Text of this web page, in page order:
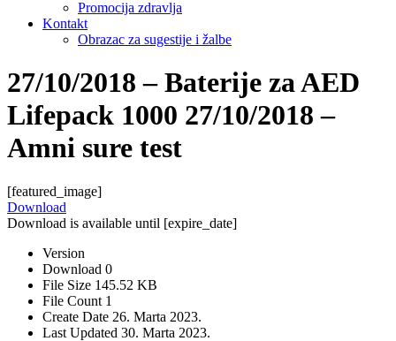
Promocija zdravlja
Kontakt
Obrazac za sugestije i žalbe
27/10/2018 – Baterije za AED
Lifepack 1000 27/10/2018 –
Amni sure test
[featured_image]
Download
Download is available until [expire_date]
Version
Download 0
File Size 145.52 KB
File Count 1
Create Date 26. Marta 2023.
Last Updated 30. Marta 2023.